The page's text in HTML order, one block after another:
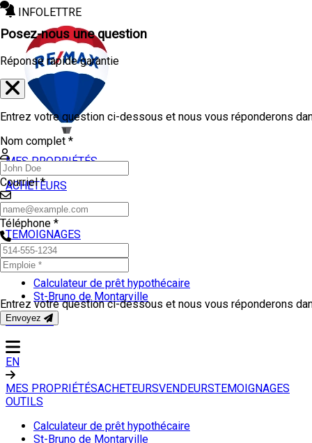
INFOLETTRE
MES PROPRIÉTÉS
ACHETEURS
VENDEURS
TEMOIGNAGES
OUTILS
Calculateur de prêt hypothécaire
St-Bruno de Montarville
CONTACT
EN
MES PROPRIÉTÉSACHETEURSVENDEURSTEMOIGNAGES
OUTILS
Calculateur de prêt hypothécaire
St-Bruno de Montarville
Posez-nous une question
Réponse rapide garantie
Entrez votre question ci-dessous et nous vous réponderons
Nom complet *
Courriel *
Téléphone *
Entrez votre question ci-dessous et nous vous réponderons
Envoyez